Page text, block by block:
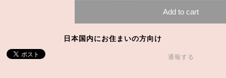
Add to cart
日本国内にお住まいの方向け
通報する